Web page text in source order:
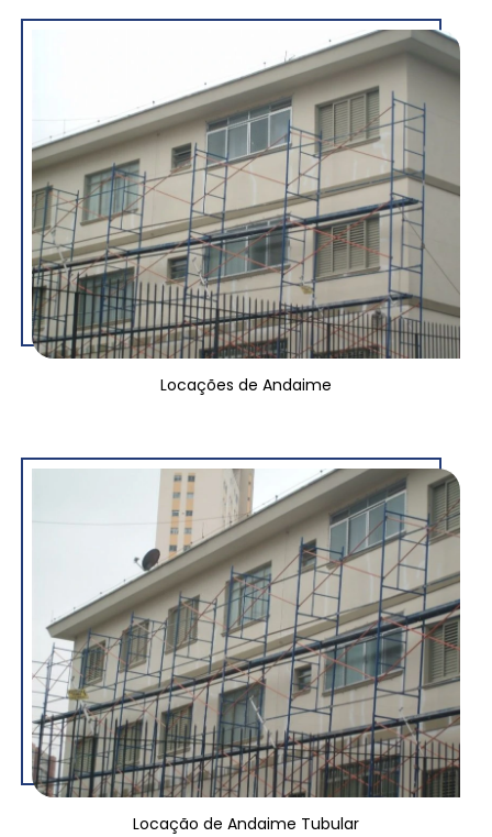
Locações de Andaime
Locação de Andaime Tubular